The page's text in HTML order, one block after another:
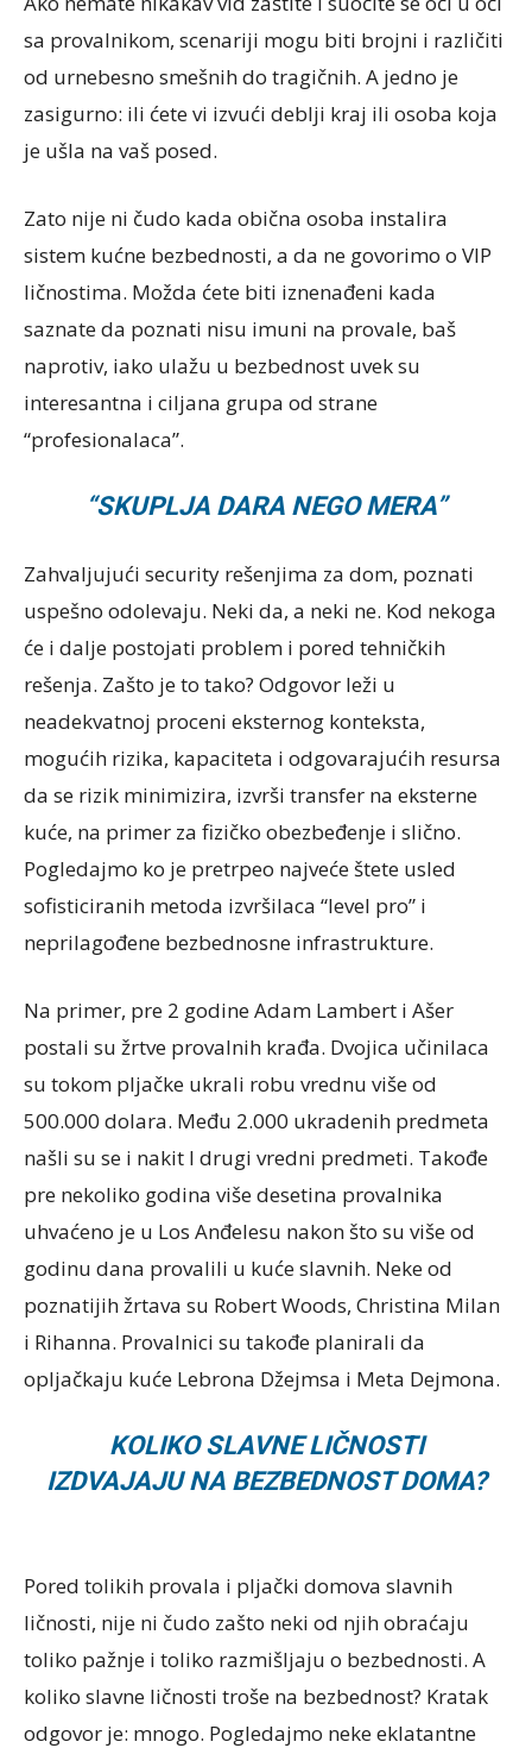
sa provalnikom, scenariji mogu biti brojni i različiti
od urnebesno smešnih do tragičnih. A jedno je
zasigurno: ili ćete vi izvući deblji kraj ili osoba koja
je ušla na vaš posed.
Zato nije ni čudo kada obična osoba instalira
sistem kućne bezbednosti, a da ne govorimo o VIP
ličnostima. Možda ćete biti iznenađeni kada
saznate da poznati nisu imuni na provale, baš
naprotiv, iako ulažu u bezbednost uvek su
interesantna i ciljana grupa od strane
“profesionalaca”.
“SKUPLJA DARA NEGO MERA”
Zahvaljujući security rešenjima za dom, poznati
uspešno odolevaju. Neki da, a neki ne. Kod nekoga
će i dalje postojati problem i pored tehničkih
rešenja. Zašto je to tako? Odgovor leži u
neadekvatnoj proceni eksternog konteksta,
mogućih rizika, kapaciteta i odgovarajućih resursa
da se rizik minimizira, izvrši transfer na eksterne
kuće, na primer za fizičko obezbeđenje i slično.
Pogledajmo ko je pretrpeo najveće štete usled
sofisticiranih metoda izvršilaca “level pro” i
neprilagođene bezbednosne infrastrukture.
Na primer, pre 2 godine Adam Lambert i Ašer
postali su žrtve provalnih krađa. Dvojica učinilaca
su tokom pljačke ukrali robu vrednu više od
500.000 dolara. Među 2.000 ukradenih predmeta
našli su se i nakit I drugi vredni predmeti. Takođe
pre nekoliko godina više desetina provalnika
uhvaćeno je u Los Anđelesu nakon što su više od
godinu dana provalili u kuće slavnih. Neke od
poznatijih žrtava su Robert Woods, Christina Milan
i Rihanna. Provalnici su takođe planirali da
opljačkaju kuće Lebrona Džejmsa i Meta Dejmona.
KOLIKO SLAVNE LIČNOSTI
IZDVAJAJU NA BEZBEDNOST DOMA?
Pored tolikih provala i pljački domova slavnih
ličnosti, nije ni čudo zašto neki od njih obraćaju
toliko pažnje i toliko razmišljaju o bezbednosti. A
koliko slavne ličnosti troše na bezbednost? Kratak
odgovor je: mnogo. Pogledajmo neke eklatantne